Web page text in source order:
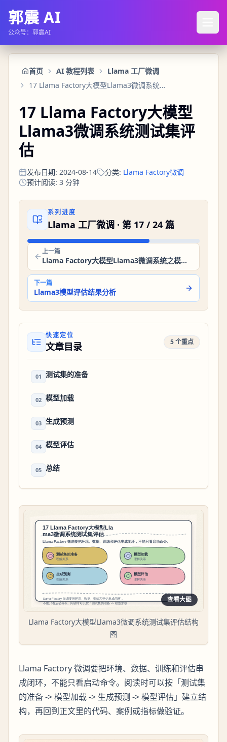
郭震 AI
公众号：郭震AI
首页 AI 教程列表
Llama 工厂微调
17 Llama Factory大模型Llama3微调系统测试集评估
17 Llama Factory大模型
Llama3微调系统测试集评
估
发布日期: 2024-08-14 分类: Llama Factory微调
预计阅读: 3 分钟
系列进度
Llama 工厂微调 · 第 17 /24 篇
上一篇
Llama Factory大模型Llama3微调系统之模型评估之评估指标
下一篇
Llama3模型评估结果分析
快速定位
文章目录 5 个重点
01 测试集的准备
02 模型加载
03 生成预测
04 模型评估
05 总结
查看大图
Llama Factory大模型Llama3微调系统测试集评估结构
图
Llama Factory 微调要把环境、数据、训练和评估串
成闭环，不能只看启动命令。阅读时可以按「测试集
的准备 -> 模型加载 -> 生成预测 -> 模型评估」建立结
构，再回到正文里的代码、案例或指标做验证。